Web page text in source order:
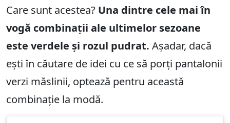
Care sunt acestea? Una dintre cele mai în
vogă combinații ale ultimelor sezoane
este verdele și rozul pudrat. Așadar, dacă
ești în căutare de idei cu ce să porți pantalonii
verzi măslinii, optează pentru această
combinație la modă.